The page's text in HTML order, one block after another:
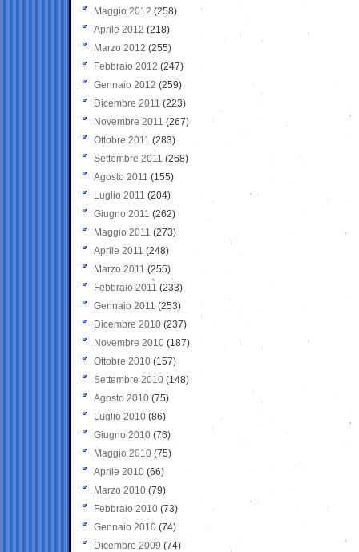
Maggio 2012 (258)
Aprile 2012 (218)
Marzo 2012 (255)
Febbraio 2012 (247)
Gennaio 2012 (259)
Dicembre 2011 (223)
Novembre 2011 (267)
Ottobre 2011 (283)
Settembre 2011 (268)
Agosto 2011 (155)
Luglio 2011 (204)
Giugno 2011 (262)
Maggio 2011 (273)
Aprile 2011 (248)
Marzo 2011 (255)
Febbraio 2011 (233)
Gennaio 2011 (253)
Dicembre 2010 (237)
Novembre 2010 (187)
Ottobre 2010 (157)
Settembre 2010 (148)
Agosto 2010 (75)
Luglio 2010 (86)
Giugno 2010 (76)
Maggio 2010 (75)
Aprile 2010 (66)
Marzo 2010 (79)
Febbraio 2010 (73)
Gennaio 2010 (74)
Dicembre 2009 (74)